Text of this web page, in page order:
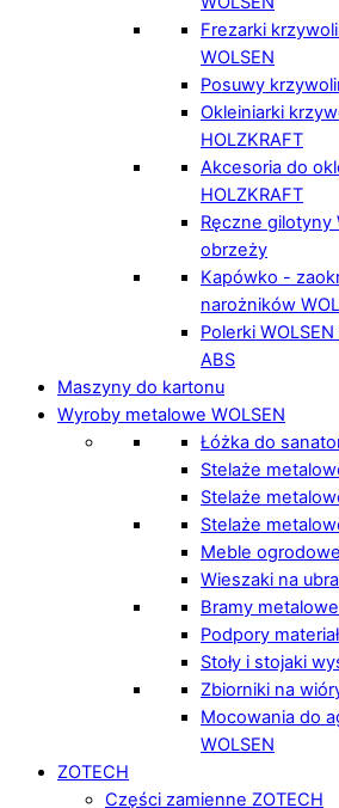
Frezarki
WOLSEN
Posuwy
Okleiniarki
HOLZKRAFT
Akcesoria do
HOLZKRAFT
Ręczne gilotyny
obrzeży
Kapówko -
narożników
Polerki
ABS
Maszyny do kartonu
Wyroby metalowe WOLSEN
Łóżka do
Stelaże
Stelaże
Stelaże
Meble
Wieszaki na
Bramy
Podpory
Stoły i stojaki
Zbiorniki na
Mocowania do
WOLSEN
ZOTECH
Części zamienne ZOTECH